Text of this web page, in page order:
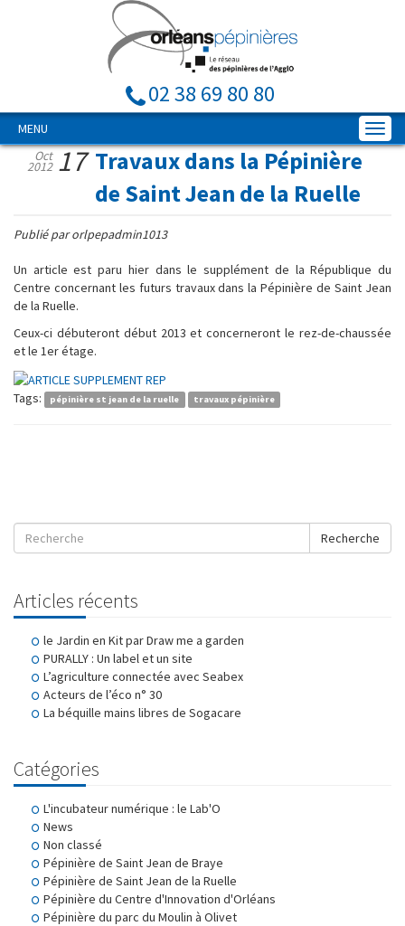
02 38 69 80 80
MENU
Travaux dans la Pépinière
de Saint Jean de la Ruelle
Oct
2012 17
Publié par orlpepadmin1013
Un article est paru hier dans le supplément de la République du
Centre concernant les futurs travaux dans la Pépinière de Saint Jean
de la Ruelle.
Ceux-ci débuteront début 2013 et concerneront le rez-de-chaussée
et le 1er étage.
Tags: pépinière st jean de la ruelle travaux pépinière
Recherche
Articles récents
le Jardin en Kit par Draw me a garden
PURALLY : Un label et un site
L’agriculture connectée avec Seabex
Acteurs de l’éco n° 30
La béquille mains libres de Sogacare
Catégories
L'incubateur numérique : le Lab'O
News
Non classé
Pépinière de Saint Jean de Braye
Pépinière de Saint Jean de la Ruelle
Pépinière du Centre d'Innovation d'Orléans
Pépinière du parc du Moulin à Olivet